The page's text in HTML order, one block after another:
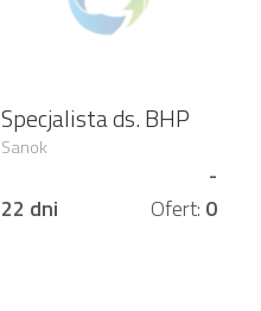
Specjalista ds. BHP
Sanok
-
22 dni
Ofert: 0